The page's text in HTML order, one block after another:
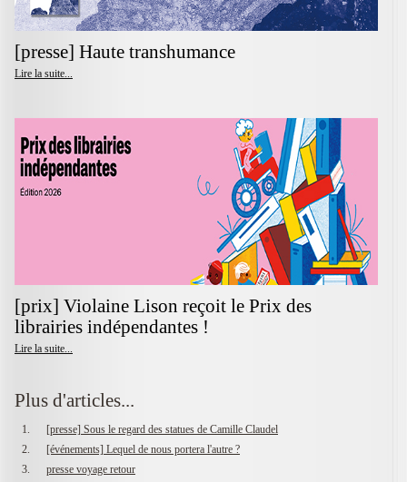
[presse] Haute transhumance
Lire la suite...
[prix] Violaine Lison reçoit le Prix des
librairies indépendantes !
Lire la suite...
Plus d'articles...
[presse] Sous le regard des statues de Camille Claudel
[événements] Lequel de nous portera l'autre ?
presse voyage retour